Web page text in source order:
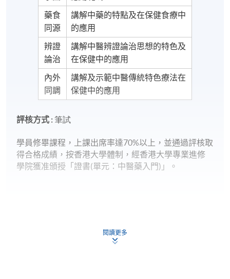
藥食
同源
講解中藥的特點及在保健食療中
的應用
辨證
論治
講解中醫辨證論治思想的特色及
在保健中的應用
內外
同調
講解及示範中醫傳統特色療法在
保健中的應用
評核方式 :筆試
學員修畢課程，上課出席率達70%以上，並通過評核取
得合格成績，按香港大學體制，經香港大學專業進修
學院獲准頒授「證書(單元：中醫藥入門) 」。
2480-CM070A
閱讀更多